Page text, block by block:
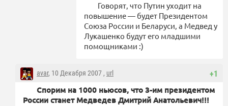
Говорят, что Путин уходит на
повышение — будет Президентом
Союза России и Беларуси, а Медвед у
Лукашенко будут его младшими
помощниками :)
+1
avar, 10 Декабря 2007 , url
Спорим на 1000 ньюсов, что 3-им президентом
России станет Медведев Дмитрий Анатольевич!!!